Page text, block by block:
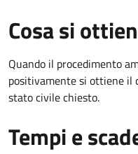
Cosa si
Quando il procedimento
positivamente si ottiene il
stato civile chiesto.
Tempi e